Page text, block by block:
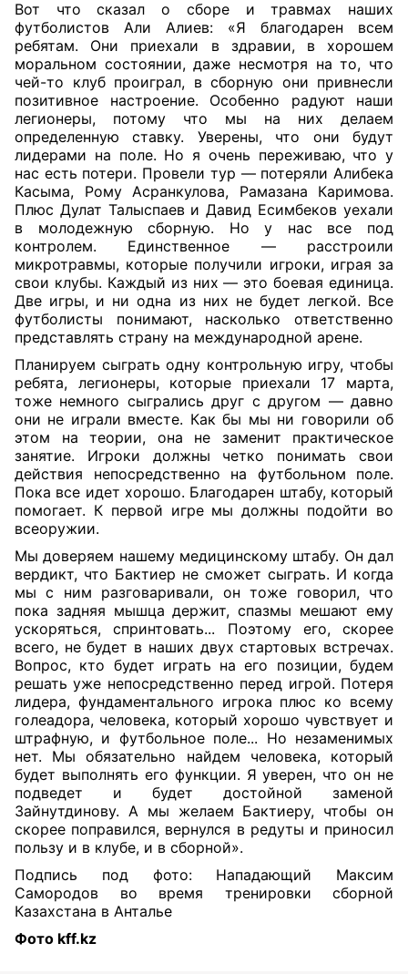
Вот что сказал о сборе и травмах наших
футболистов Али Алиев: «Я благодарен всем
ребятам. Они приехали в здравии, в хорошем
моральном состоянии, даже несмотря на то, что
чей-то клуб проиграл, в сборную они привнесли
позитивное настроение. Особенно радуют наши
легионеры, потому что мы на них делаем
определенную ставку. Уверены, что они будут
лидерами на поле. Но я очень переживаю, что у
нас есть потери. Провели тур — потеряли Алибека
Касыма, Рому Асранкулова, Рамазана Каримова.
Плюс Дулат Талыспаев и Давид Есимбеков уехали
в молодежную сборную. Но у нас все под
контролем. Единственное — расстроили
микротравмы, которые получили игроки, играя за
свои клубы. Каждый из них — это боевая единица.
Две игры, и ни одна из них не будет легкой. Все
футболисты понимают, насколько ответственно
представлять страну на международной арене.
Планируем сыграть одну контрольную игру, чтобы
ребята, легионеры, которые приехали 17 марта,
тоже немного сыгрались друг с другом — давно
они не играли вместе. Как бы мы ни говорили об
этом на теории, она не заменит практическое
занятие. Игроки должны четко понимать свои
действия непосредственно на футбольном поле.
Пока все идет хорошо. Благодарен штабу, который
помогает. К первой игре мы должны подойти во
всеоружии.
Мы доверяем нашему медицинскому штабу. Он дал
вердикт, что Бактиер не сможет сыграть. И когда
мы с ним разговаривали, он тоже говорил, что
пока задняя мышца держит, спазмы мешают ему
ускоряться, спринтовать... Поэтому его, скорее
всего, не будет в наших двух стартовых встречах.
Вопрос, кто будет играть на его позиции, будем
решать уже непосредственно перед игрой. Потеря
лидера, фундаментального игрока плюс ко всему
голеадора, человека, который хорошо чувствует и
штрафную, и футбольное поле... Но незаменимых
нет. Мы обязательно найдем человека, который
будет выполнять его функции. Я уверен, что он не
подведет и будет достойной заменой
Зайнутдинову. А мы желаем Бактиеру, чтобы он
скорее поправился, вернулся в редуты и приносил
пользу и в клубе, и в сборной».
Подпись под фото: Нападающий Максим
Самородов во время тренировки сборной
Казахстана в Анталье
Фото kff.kz